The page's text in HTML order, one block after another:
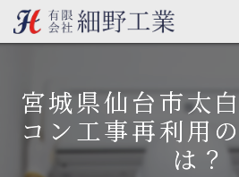
宮城県仙台市太
コン工事再利用
は？